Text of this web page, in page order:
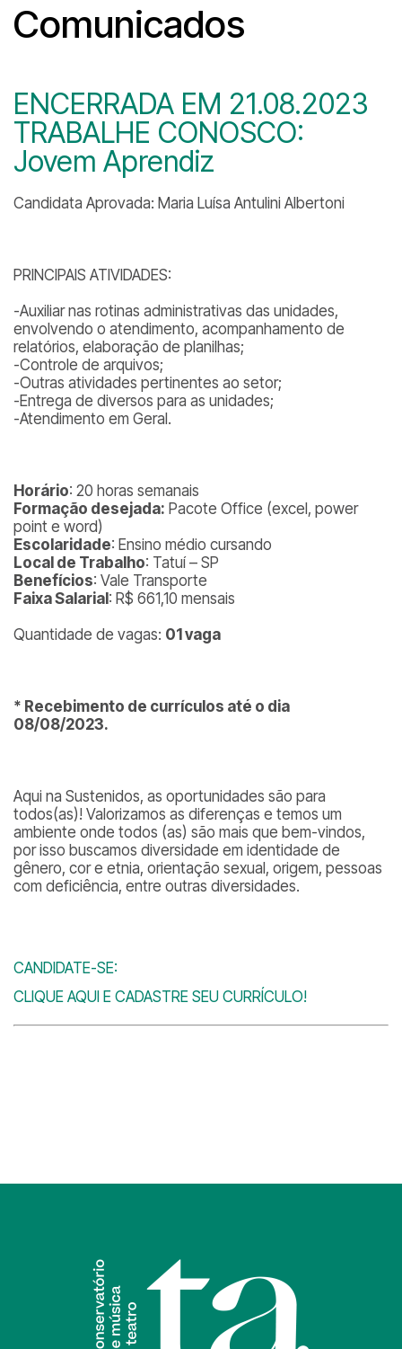
Comunicados
ENCERRADA EM 21.08.2023
TRABALHE CONOSCO:
Jovem Aprendiz
Candidata Aprovada: Maria Luísa Antulini Albertoni
PRINCIPAIS ATIVIDADES:
-Auxiliar nas rotinas administrativas das unidades,
envolvendo o atendimento, acompanhamento de
relatórios, elaboração de planilhas;
-Controle de arquivos;
-Outras atividades pertinentes ao setor;
-Entrega de diversos para as unidades;
-Atendimento em Geral.
Horário: 20 horas semanais
Formação desejada: Pacote Office (excel, power
point e word)
Escolaridade: Ensino médio cursando
Local de Trabalho: Tatuí – SP
Benefícios: Vale Transporte
Faixa Salarial : R$ 661,10 mensais
Quantidade de vagas: 01 vaga
* Recebimento de currículos até o dia
08/08/2023.
Aqui na Sustenidos, as oportunidades são para
todos(as)! Valorizamos as diferenças e temos um
ambiente onde todos (as) são mais que bem-vindos,
por isso buscamos diversidade em identidade de
gênero, cor e etnia, orientação sexual, origem, pessoas
com deficiência, entre outras diversidades.
CANDIDATE-SE:
CLIQUE AQUI E CADASTRE SEU CURRÍCULO!